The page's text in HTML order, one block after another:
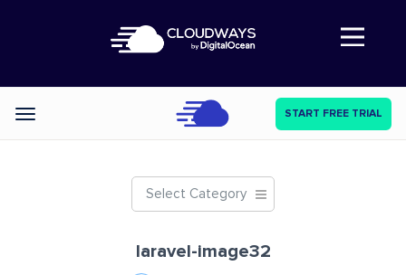
Abre a navegação
Categories START FREE TRIAL
Select Category
laravel-image32